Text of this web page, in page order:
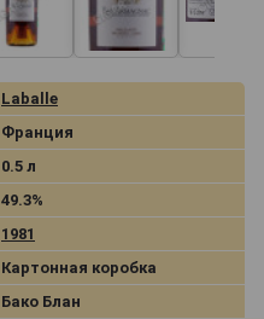
Laballe
Франция
0.5 л
49.3%
1981
Картонная коробка
Бако Блан